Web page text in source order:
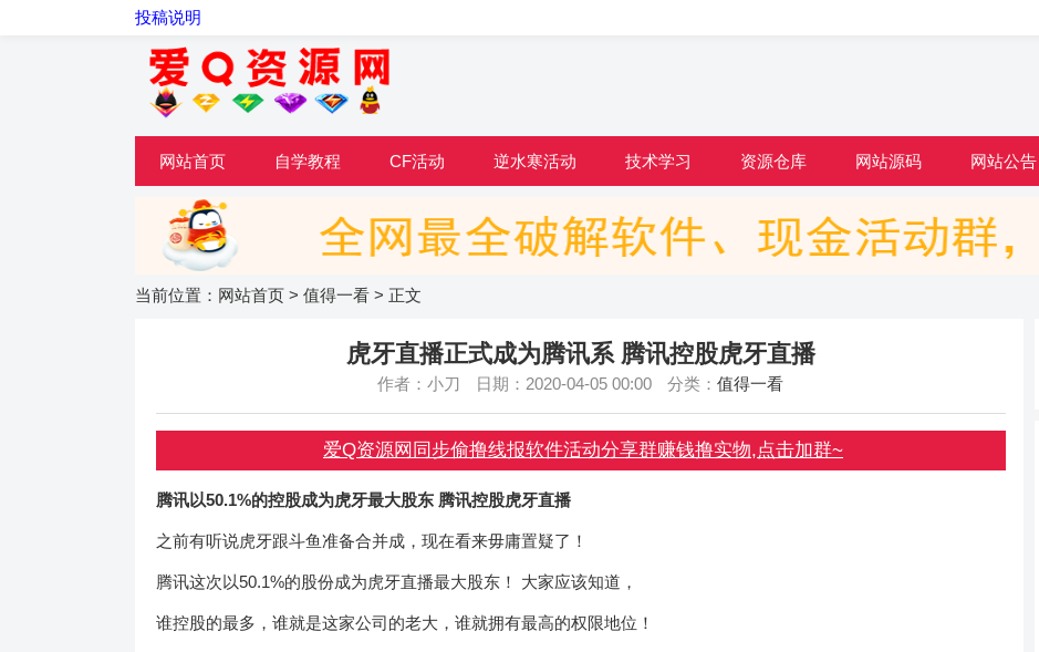
投稿说明
网站首页 自学教程 CF活动 逆水寒活动 技术学习 资源仓库 网站源码 网站公告
当前位置： 网站首页 > 值得一看 > 正文
虎牙直播正式成为腾讯系 腾讯控股虎牙直播
作者：小刀 日期：2020-04-05 00:00 分类：值得一看
爱Q资源网同步偷撸线报软件活动分享群赚钱撸实物,点击加群~
腾讯以50.1%的控股成为虎牙最大股东 腾讯控股虎牙直播
之前有听说虎牙跟斗鱼准备合并成，现在看来毋庸置疑了！
腾讯这次以50.1%的股份成为虎牙直播最大股东！ 大家应该知道，
谁控股的最多，谁就是这家公司的老大，谁就拥有最高的权限地位！